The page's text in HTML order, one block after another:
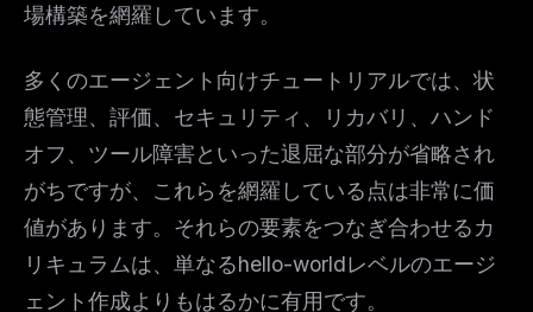
場構築を網羅しています。
多くのエージェント向けチュートリアルでは、状
態管理、評価、セキュリティ、リカバリ、ハンド
オフ、ツール障害といった退屈な部分が省略され
がちですが、これらを網羅している点は非常に価
値があります。それらの要素をつなぎ合わせるカ
リキュラムは、単なるhello-worldレベルのエージ
ェント作成よりもはるかに有用です。